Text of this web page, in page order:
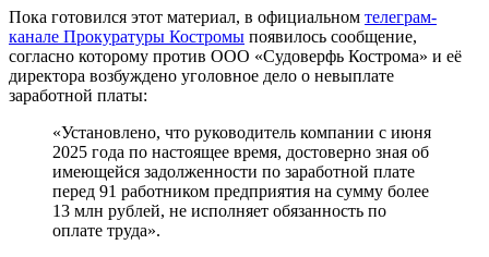
Пока готовился этот материал, в официальном телеграм-
канале Прокуратуры Костромы появилось сообщение,
согласно которому против ООО «Судоверфь Кострома» и её
директора возбуждено уголовное дело о невыплате
заработной платы:
«Установлено, что руководитель компании с июня
2025 года по настоящее время, достоверно зная об
имеющейся задолженности по заработной плате
перед 91 работником предприятия на сумму более
13 млн рублей, не исполняет обязанность по
оплате труда».